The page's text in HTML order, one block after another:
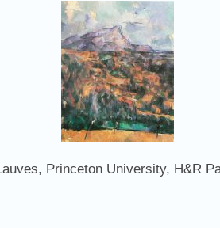
Princeton University, H&R